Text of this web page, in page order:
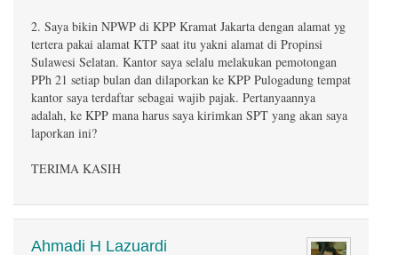
2. Saya bikin NPWP di KPP Kramat Jakarta dengan alamat yg
tertera pakai alamat KTP saat itu yakni alamat di Propinsi
Sulawesi Selatan. Kantor saya selalu melakukan pemotongan
PPh 21 setiap bulan dan dilaporkan ke KPP Pulogadung tempat
kantor saya terdaftar sebagai wajib pajak. Pertanyaannya
adalah, ke KPP mana harus saya kirimkan SPT yang akan saya
laporkan ini?
TERIMA KASIH
Ahmadi H Lazuardi